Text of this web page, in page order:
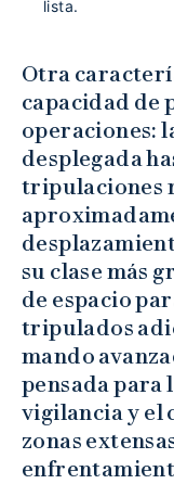
lista.
Otra
capacidad de
operaciones:
desplegada
tripulaciones
su clase más
de espacio
tripulados
mando
pensada para
vigilancia y el
zonas